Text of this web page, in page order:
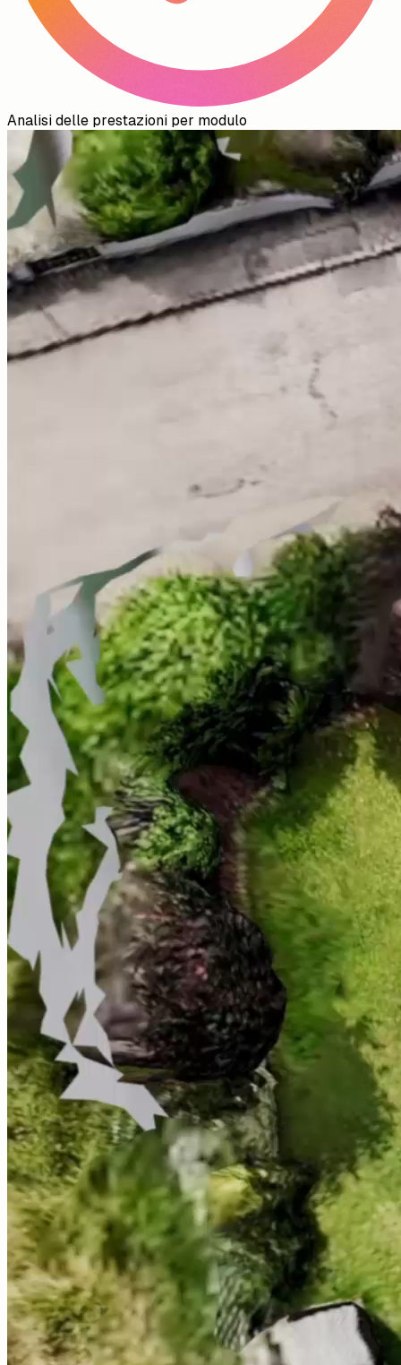
Analisi delle prestazioni per modulo
Grazie al trasferimento automatico dei dati del cliente
Moduli di inserimento dati digitali per tutti i parametri
dettagliati del cliente
Integrazione di checklist di consulenza personalizzate